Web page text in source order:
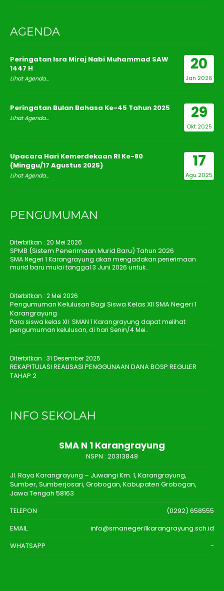
AGENDA
20
Jan 2026
Peringatan Isra Miraj Nabi Muhammad SAW
1447 H
Lihat Agenda...
29
Okt 2025
Peringatan Bulan Bahasa Ke-45 Tahun 2025
Lihat Agenda...
17
Agu 2025
Upacara Hari Kemerdekaan RI Ke-80
(Minggu/17 Agustus 2025)
Lihat Agenda...
PENGUMUMAN
Diterbitkan : 20 Mei 2026
SPMB (Sistem Penerimaan Murid Baru) Tahun 2026
SMA Negeri 1 Karangrayung akan mengadakan penerimaan
murid baru mulai tanggal 3 Juni 2026 untuk..
Diterbitkan : 2 Mei 2026
Pengumuman Kelulusan Bagi Siswa Kelas XII SMA Negeri 1
Karangrayung
Para siswa kelas XII SMAN 1 Karangrayung dapat melihat
pengumuman kelulusan, di hari Senin/4 Mei..
Diterbitkan : 31 Desember 2025
REKAPITULASI REALISASI PENGGUNAAN DANA BOSP REGULER
TAHAP 2
INFO SEKOLAH
SMA N 1 Karangrayung
NSPN : 20313848
Jl. Raya Karangrayung – Juwangi Km. 1, Karangrayung,
Sumber, Sumberjosari, Grobogan, Kabupaten Grobogan,
Jawa Tengah 58163
TELEPON
(0292) 658555
EMAIL
info@smanegeri1karangrayung.sch.id
WHATSAPP
-